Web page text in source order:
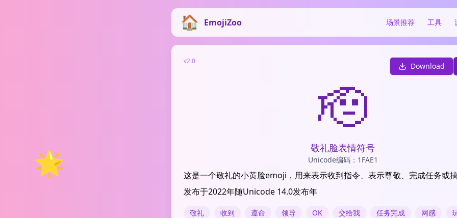
EmojiZoo 场景推荐 工具
🌟
v2.0
Download
🫡
敬礼脸表情符号
Unicode编码：1FAE1
这是一个敬礼的小黄脸emoji，用来表示收到指令、表示尊敬、完成任务或搞
发布于2022年随Unicode 14.0发布年
敬礼 收到 遵命 领导 OK 交给我 任务完成 网感